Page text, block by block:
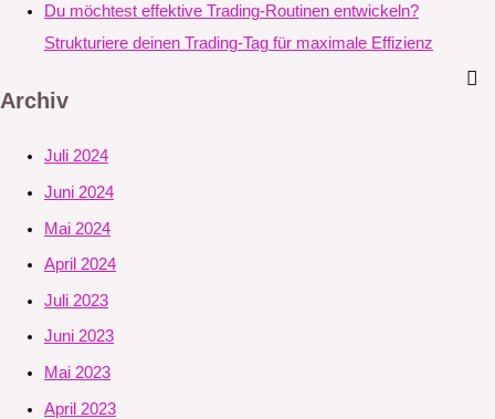
Du möchtest effektive Trading-Routinen entwickeln?
Strukturiere deinen Trading-Tag für maximale Effizienz
Archiv
Juli 2024
Juni 2024
Mai 2024
April 2024
Juli 2023
Juni 2023
Mai 2023
April 2023